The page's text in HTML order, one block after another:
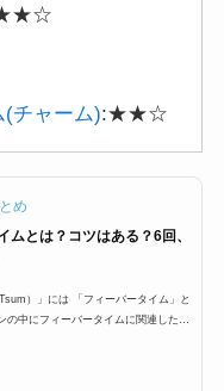
(チャーム):★★☆
め
ムとは？コツはある？6回、
）」には 「フィーバータイム」と
の中にフィーバータイムに関連したミ